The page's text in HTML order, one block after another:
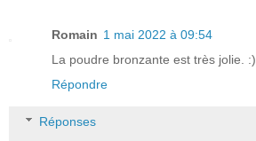
Romain 1 mai 2022 à 09:54
La poudre bronzante est très jolie. :)
Répondre
Réponses